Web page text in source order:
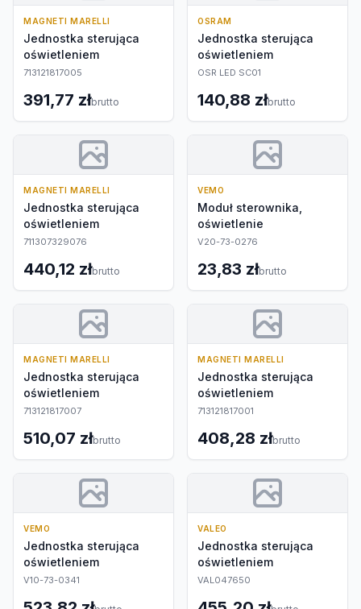
MAGNETI MARELLI
Jednostka sterująca
oświetleniem
713121817005
391,77 złbrutto
OSRAM
Jednostka sterująca
oświetleniem
OSR LED SC01
140,88 złbrutto
MAGNETI MARELLI
Jednostka sterująca
oświetleniem
711307329076
440,12 złbrutto
VEMO
Moduł sterownika,
oświetlenie
V20-73-0276
23,83 złbrutto
MAGNETI MARELLI
Jednostka sterująca
oświetleniem
713121817007
510,07 złbrutto
MAGNETI MARELLI
Jednostka sterująca
oświetleniem
713121817001
408,28 złbrutto
VEMO
Jednostka sterująca
oświetleniem
V10-73-0341
VALEO
Jednostka sterująca
oświetleniem
VAL047650